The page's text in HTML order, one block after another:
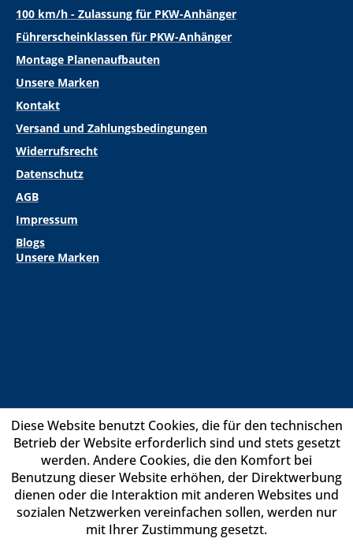
100 km/h - Zulassung für PKW-Anhänger
Führerscheinklassen für PKW-Anhänger
Montage Planenaufbauten
Unsere Marken
Kontakt
Versand und Zahlungsbedingungen
Widerrufsrecht
Datenschutz
AGB
Impressum
Blogs
Unsere Marken
Diese Website benutzt Cookies, die für den technischen
Betrieb der Website erforderlich sind und stets gesetzt
werden. Andere Cookies, die den Komfort bei
Benutzung dieser Website erhöhen, der Direktwerbung
dienen oder die Interaktion mit anderen Websites und
sozialen Netzwerken vereinfachen sollen, werden nur
mit Ihrer Zustimmung gesetzt.